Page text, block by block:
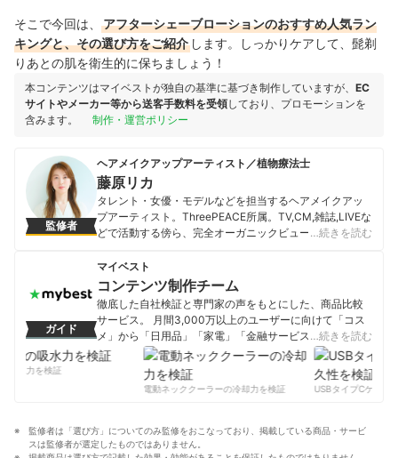
そこで今回は、 アフターシェーブローションのおすすめ人気ラン
キングと、その選び方をご紹介 します。しっかりケアして、髭剃
りあとの肌を衛生的に保ちましょう！
本コンテンツはマイベストが独自の基準に基づき制作していますが、 EC
サイトやメーカー等から送客手数料を受領しており、プロモーションを
含みます。
制作・運営ポリシー
監修者
ヘアメイクアップアーティスト／植物療法士
藤原リカ
タレント・女優・モデルなどを担当するヘアメイクアッ
プアーティスト。ThreePEACE所属。TV,CM,雑誌,LIVEな
どで活動する傍ら、完全オーガニックビューティーサロ
医学普及協会認定）、セラピストとしても活躍してい
る。また、パーソナルヘルスケアコーチング「L’aube 」
も主宰。体質改善を目指した健康と美容にフォーカスし
た栄養コーチングをしている。さらに、化粧品や美容記
事の監修にも従事。自身の生まれたときからの酷いアト
ピー性皮膚炎を克服したこともあり、美容と健康をホリ
スティックビューティーで提案している。
藤原リカのプロフィール
…続きを読む
ガイド
マイベスト
コンテンツ制作チーム
徹底した自社検証と専門家の声をもとにした、商品比較
サービス。 月間3,000万以上のユーザーに向けて「コス
メ」から「日用品」「家電」「金融サービス」まで、ベ
ストな商品を選んでもらうために、毎日コンテンツを制
コンテンツ制作チームのプロフィール
…続きを読む
水力を検証
電動ネッククーラーの冷却力を検証
USBタイプCケーブル
監修者は「選び方」についてのみ監修をおこなっており、掲載している商品・サービ
スは監修者が選定したものではありません。